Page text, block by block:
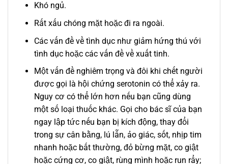
Khó ngủ.
Rất xấu chóng mặt hoặc đi ra ngoài.
Các vấn đề về tình dục như giảm hứng thú với
tình dục hoặc các vấn đề về xuất tinh.
Một vấn đề nghiêm trọng và đôi khi chết người
được gọi là hội chứng serotonin có thể xảy ra.
Nguy cơ có thể lớn hơn nếu bạn cũng dùng
một số loại thuốc khác. Gọi cho bác sĩ của bạn
ngay lập tức nếu bạn bị kích động, thay đổi
trong sự cân bằng, lú lẫn, ảo giác, sốt, nhịp tim
nhanh hoặc bất thường, đỏ bừng mặt, co giật
hoặc cứng cơ, co giật, rùng mình hoặc run rẩy;